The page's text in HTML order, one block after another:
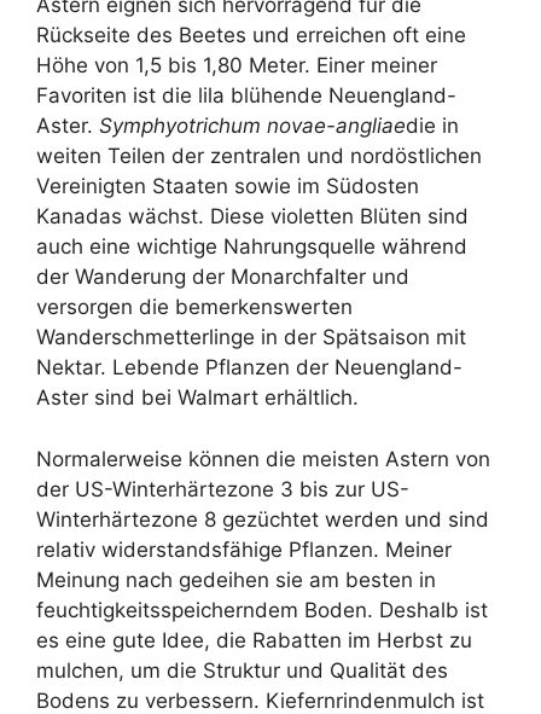
Astern eignen sich hervorragend für die
Rückseite des Beetes und erreichen oft eine
Höhe von 1,5 bis 1,80 Meter. Einer meiner
Favoriten ist die lila blühende Neuengland-
Aster. Symphyotrichum novae-angliaedie in
weiten Teilen der zentralen und nordöstlichen
Vereinigten Staaten sowie im Südosten
Kanadas wächst. Diese violetten Blüten sind
auch eine wichtige Nahrungsquelle während
der Wanderung der Monarchfalter und
versorgen die bemerkenswerten
Wanderschmetterlinge in der Spätsaison mit
Nektar. Lebende Pflanzen der Neuengland-
Aster sind bei Walmart erhältlich.
Normalerweise können die meisten Astern von
der US-Winterhärtezone 3 bis zur US-
Winterhärtezone 8 gezüchtet werden und sind
relativ widerstandsfähige Pflanzen. Meiner
Meinung nach gedeihen sie am besten in
feuchtigkeitsspeicherndem Boden. Deshalb ist
es eine gute Idee, die Rabatten im Herbst zu
mulchen, um die Struktur und Qualität des
Bodens zu verbessern. Kiefernrindenmulch ist